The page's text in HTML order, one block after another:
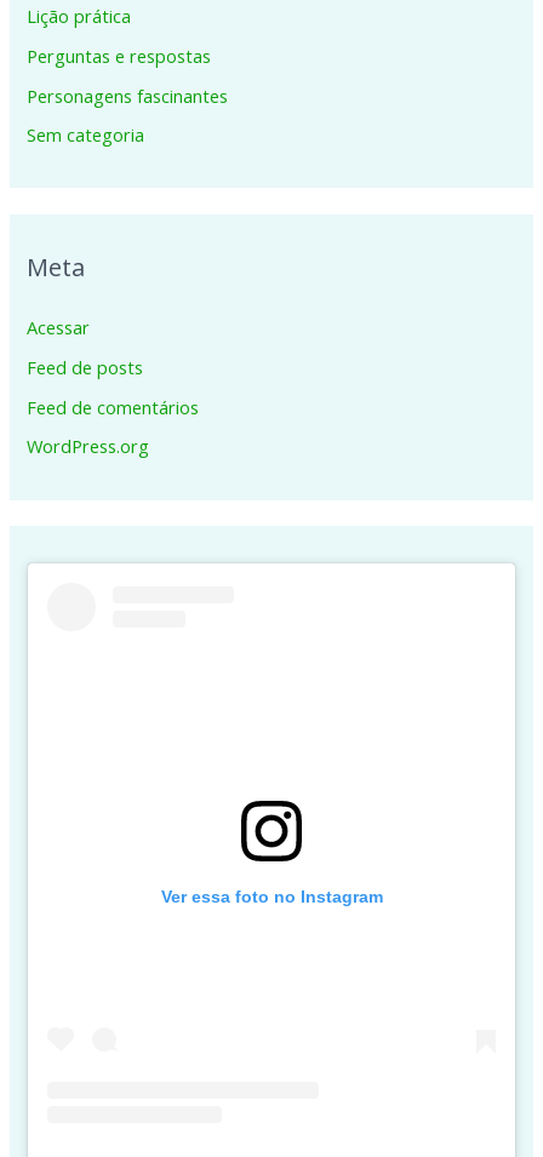
Lição prática
Perguntas e respostas
Personagens fascinantes
Sem categoria
Meta
Acessar
Feed de posts
Feed de comentários
WordPress.org
Ver essa foto no Instagram